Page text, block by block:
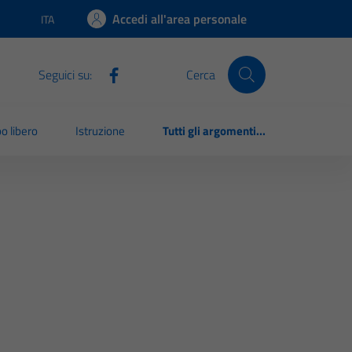
Lingua attiva:
ITA Accedi all'area personale
Seguici su: Cerca
libero Istruzione Tutti gli argomenti...